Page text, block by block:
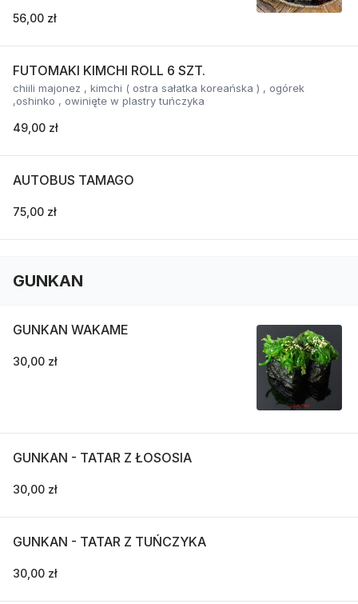
56,00 zł
FUTOMAKI KIMCHI ROLL 6 SZT.
chiili majonez , kimchi ( ostra sałatka koreańska ) , ogórek
,oshinko , owinięte w plastry tuńczyka
49,00 zł
AUTOBUS TAMAGO
75,00 zł
GUNKAN
GUNKAN WAKAME
30,00 zł
GUNKAN - TATAR Z ŁOSOSIA
30,00 zł
GUNKAN - TATAR Z TUŃCZYKA
30,00 zł